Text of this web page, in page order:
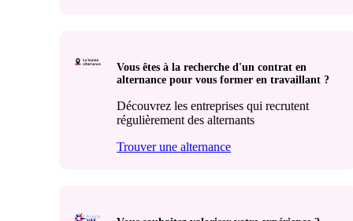
Vous êtes à la recherche d'un contrat en
alternance pour vous former en travaillant ?
Découvrez les entreprises qui recrutent
régulièrement des alternants
Trouver une alternance